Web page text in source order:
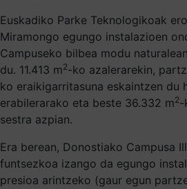
Euskadiko Parke Teknologikoak
Miramongo egungo instalazioen
Campuseko bilbea modu
du. 11.413 m2-ko azalerarekin,
ko eraikigarritasuna eskaintzen du
erabilerarako eta beste 36.332 m2-
sestra azpian.
Era berean, Donostiako Campusa
funtsezkoa izango da egungo
presioa arintzeko (gaur egun